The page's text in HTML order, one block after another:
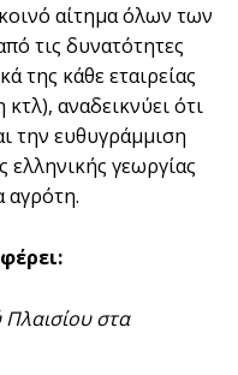
αίτημα όλων των
τις δυνατότητες
της κάθε εταιρείας
αναδεικνύει ότι
την ευθυγράμμιση
γεωργίας
αγρότη.
Πλαισίου στα